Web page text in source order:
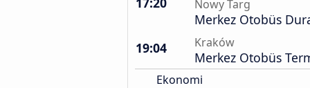
Nowy Targ
Merkez Otobüs
19:04
Kraków
Merkez Otobüs
Ekonomi